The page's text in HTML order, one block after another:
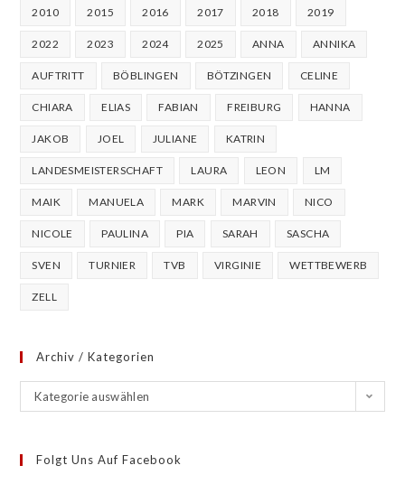
2010 2015 2016 2017 2018 2019
2022 2023 2024 2025 ANNA ANNIKA
AUFTRITT BÖBLINGEN BÖTZINGEN CELINE
CHIARA ELIAS FABIAN FREIBURG HANNA
JAKOB JOEL JULIANE KATRIN
LANDESMEISTERSCHAFT LAURA LEON LM
MAIK MANUELA MARK MARVIN NICO
NICOLE PAULINA PIA SARAH SASCHA
SVEN TURNIER TVB VIRGINIE WETTBEWERB
ZELL
Archiv / Kategorien
Kategorie auswählen
Folgt Uns Auf Facebook